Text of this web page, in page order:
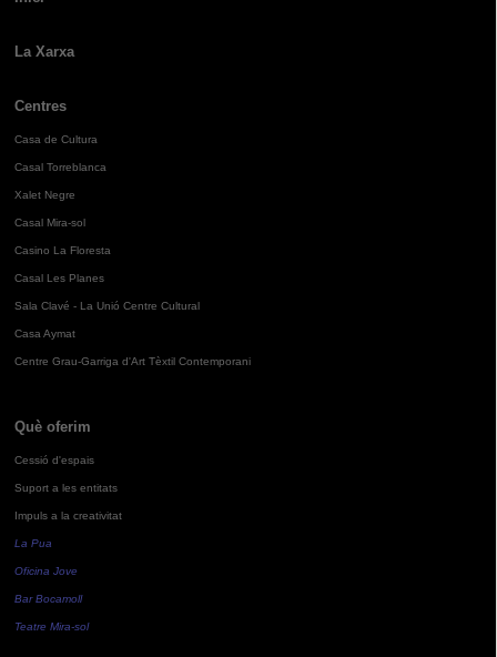
La Xarxa
Centres
Casa de Cultura
Casal Torreblanca
Xalet Negre
Casal Mira-sol
Casino La Floresta
Casal Les Planes
Sala Clavé - La Unió Centre Cultural
Casa Aymat
Centre Grau-Garriga d'Art Tèxtil Contemporani
Què oferim
Cessió d'espais
Suport a les entitats
Impuls a la creativitat
La Pua
Oficina Jove
Bar Bocamoll
Teatre Mira-sol